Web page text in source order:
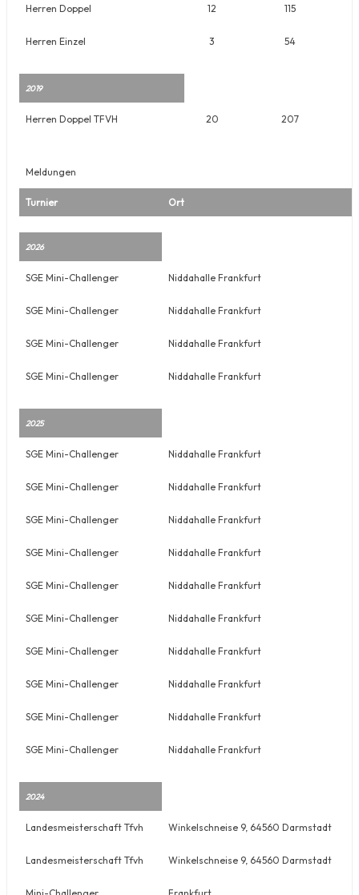
Herren Doppel 12 115
Herren Einzel 3 54
2019
Herren Doppel TFVH 20 207
Meldungen
Turnier Ort
2026
SGE Mini-Challenger Niddahalle Frankfurt
SGE Mini-Challenger Niddahalle Frankfurt
SGE Mini-Challenger Niddahalle Frankfurt
SGE Mini-Challenger Niddahalle Frankfurt
2025
SGE Mini-Challenger Niddahalle Frankfurt
SGE Mini-Challenger Niddahalle Frankfurt
SGE Mini-Challenger Niddahalle Frankfurt
SGE Mini-Challenger Niddahalle Frankfurt
SGE Mini-Challenger Niddahalle Frankfurt
SGE Mini-Challenger Niddahalle Frankfurt
SGE Mini-Challenger Niddahalle Frankfurt
SGE Mini-Challenger Niddahalle Frankfurt
SGE Mini-Challenger Niddahalle Frankfurt
SGE Mini-Challenger Niddahalle Frankfurt
2024
Landesmeisterschaft Tfvh Winkelschneise 9, 64560 Darmstadt
Landesmeisterschaft Tfvh Winkelschneise 9, 64560 Darmstadt